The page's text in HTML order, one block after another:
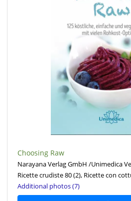
Choosing Raw
Narayana Verlag GmbH /Unimedica
Ricette crudiste 80(2), Ricette con
Additional photos (7)